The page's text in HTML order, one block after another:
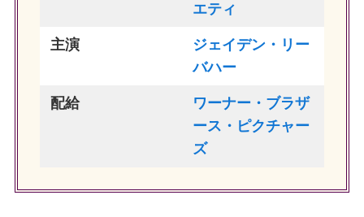
エティ
主演
ジェイデン・リー
バハー
配給
ワーナー・ブラザ
ース・ピクチャー
ズ